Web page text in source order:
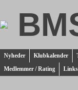
Nyheder Klubkalender
Medlemmer / Rating
Links